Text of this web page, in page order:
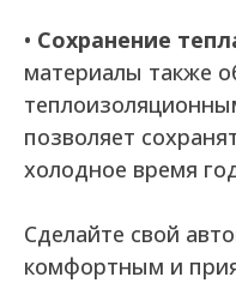
• Сохранение
материалы также
позволяет
холодное время
Сделайте свой
комфортным и